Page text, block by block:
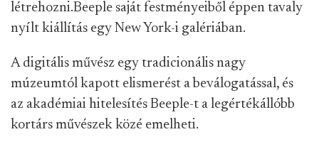
létrehozni.Beeple saját festményeiből éppen tavaly
nyílt kiállítás egy New York-i galériában.
A digitális művész egy tradicionális nagy
múzeumtól kapott elismerést a beválogatással, és
az akadémiai hitelesítés Beeple-t a legértékállóbb
kortárs művészek közé emelheti.